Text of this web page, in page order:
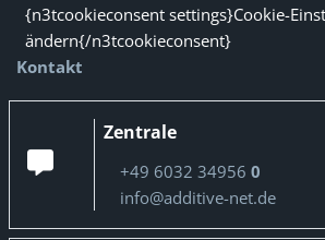
{n3tcookieconsent settings}Cookie-
ändern{/n3tcookieconsent}
Kontakt
Zentrale
+49 6032 34956 0
info@additive-net.de